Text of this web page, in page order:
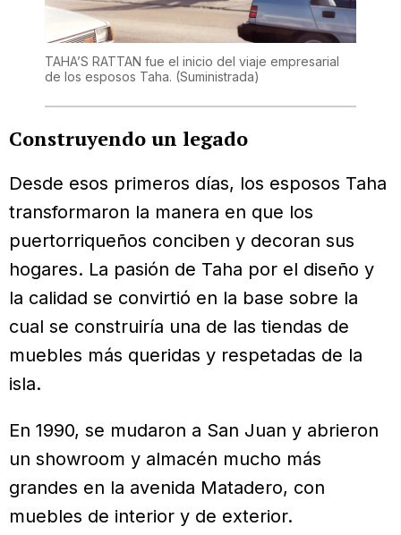
TAHA’S RATTAN fue el inicio del viaje empresarial
de los esposos Taha. (Suministrada)
Construyendo un legado
Desde esos primeros días, los esposos Taha
transformaron la manera en que los
puertorriqueños conciben y decoran sus
hogares. La pasión de Taha por el diseño y
la calidad se convirtió en la base sobre la
cual se construiría una de las tiendas de
muebles más queridas y respetadas de la
isla.
En 1990, se mudaron a San Juan y abrieron
un showroom y almacén mucho más
grandes en la avenida Matadero, con
muebles de interior y de exterior.